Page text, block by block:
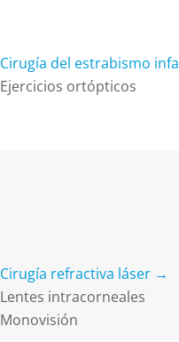
Cirugía del estrabismo
Ejercicios ortópticos
Cirugía refractiva láser →
Lentes intracorneales
Monovisión